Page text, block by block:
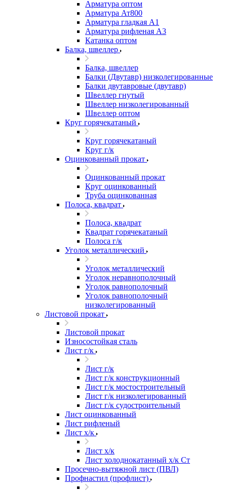
Арматура оптом
Арматура Ат800
Арматура гладкая А1
Арматура рифленая А3
Катанка оптом
Балка, швеллер
Балка, швеллер
Балки (Двутавр) низколегированные
Балки двутавровые (двутавр)
Швеллер гнутый
Швеллер низколегированный
Швеллер оптом
Круг горячекатаный
Круг горячекатаный
Круг г/к
Оцинкованный прокат
Оцинкованный прокат
Круг оцинкованный
Труба оцинкованная
Полоса, квадрат
Полоса, квадрат
Квадрат горячекатаный
Полоса г/к
Уголок металлический
Уголок металлический
Уголок неравнополочный
Уголок равнополочный
Уголок равнополочный
низколегированный
Листовой прокат
Листовой прокат
Износостойкая сталь
Лист г/к
Лист г/к
Лист г/к конструкционный
Лист г/к мостостроительный
Лист г/к низколегированный
Лист г/к судостроительный
Лист оцинкованный
Лист рифленый
Лист х/к
Лист х/к
Лист холоднокатанный х/к Ст
Просечно-вытяжной лист (ПВЛ)
Профнастил (профлист)